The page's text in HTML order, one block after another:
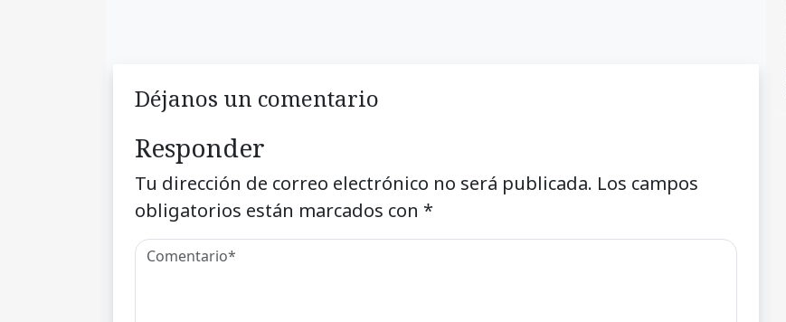
Déjanos un comentario
Responder
Tu dirección de correo electrónico no será publicada. Los campos
obligatorios están marcados con *